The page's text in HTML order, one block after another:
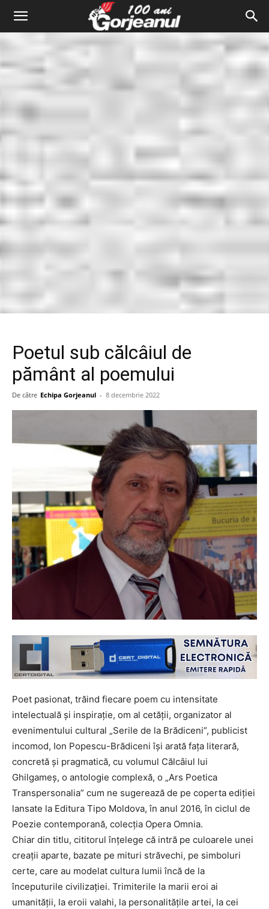
Poetul sub călcâiul de
pământ al poemului
De către Echipa Gorjeanul - 8 decembrie 2022
Poet pasionat, trăind fiecare poem cu intensitate
intelectuală și inspirație, om al cetății, organizator al
evenimentului cultural „Serile de la Brădiceni”, publicist
incomod, Ion Popescu-Brădiceni își arată fața literară,
concretă și pragmatică, cu volumul Călcâiul lui
Ghilgameș, o antologie complexă, o „Ars Poetica
Transpersonalia” cum ne sugerează de pe coperta ediției
lansate la Editura Tipo Moldova, în anul 2016, în ciclul de
Poezie contemporană, colecția Opera Omnia.
Chiar din titlu, cititorul înțelege că intră pe culoarele unei
creații aparte, bazate pe mituri străvechi, pe simboluri
certe, care au modelat cultura lumii încă de la
începuturile civilizației. Trimiterile la marii eroi ai
umanității, la eroii valahi, la personalitățile artei, la cei